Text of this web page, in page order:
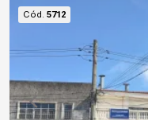
Cód. 5712